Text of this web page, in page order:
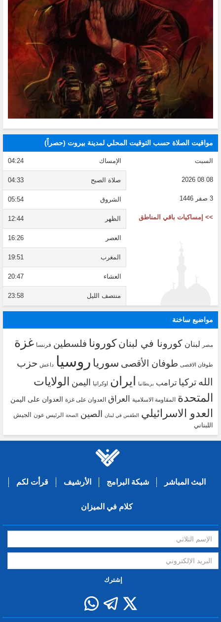
مواقيت الصلاة حسب التوقيت المحلي لمدينة بيروت (حصراً)
السبت
08 08 2026
3 صفر 1446
>> إمساكيات باقي المناطق
الإمساك 04:24
صلاة الصبح 04:33
الشروق 05:54
الظهر 12:44
العصر 16:26
المغرب 19:51
العشاء 20:47
منتصف الليل 23:58
مواضيع ساخنة
مصر لبنان كورونا في لبنانكورونا فلسطين فرنسا غزة
طوفان الاقصى طوفان الأقصى سوريا روسيا داعش حزب
الله تركيا ترامب بريطانيا ايران اوكرانيا اليمن
الولايات
المتحدة
المقاومة الاسلامية العراق العدوان على غزة العدوان على اليمن
العدو الاسرائيلي الطقس في لبنان الصين الصحة الرئيس عون
الجيش
اللبناني
البث المباشر شبكة البرامج الأرشيف قرأت لكم
كلام في الميزان
إشترك